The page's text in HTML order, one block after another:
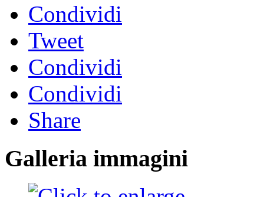
Condividi
Tweet
Condividi
Condividi
Share
Galleria immagini